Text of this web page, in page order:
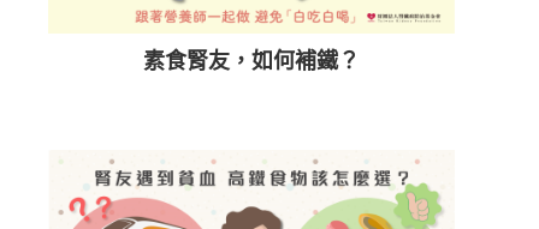
素食腎友，如何補鐵？